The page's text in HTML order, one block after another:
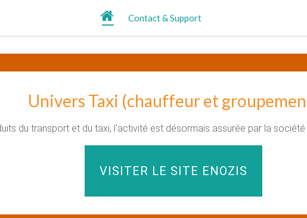
Contact & Support
Univers Taxi (chauffeur et
du transport et du taxi, l'activité est désormais assurée par la
VISITER LE SITE ENOZIS